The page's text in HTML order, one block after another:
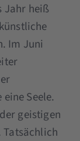
Jahr heiß
Im Juni
Seele.
geistigen
Tatsächlich